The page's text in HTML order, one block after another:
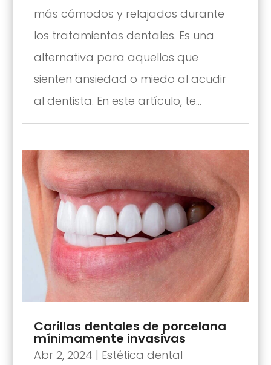
más cómodos y relajados durante
los tratamientos dentales. Es una
alternativa para aquellos que
sienten ansiedad o miedo al acudir
al dentista. En este artículo, te...
Carillas dentales de porcelana
mínimamente invasivas
Abr 2, 2024 | Estética dental